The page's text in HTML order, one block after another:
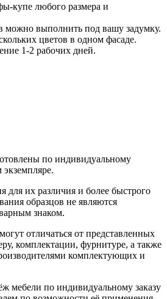
купе любого размера и
можно выполнить под вашу задумку.
цветов в одном фасаде.
1-2 рабочих дней.
по индивидуальному
для их различия и более быстрого
образцов не являются
знаком.
отличаться от представленных
комплектации, фурнитуре, а также
комплектующих и
мебели по индивидуальному заказу